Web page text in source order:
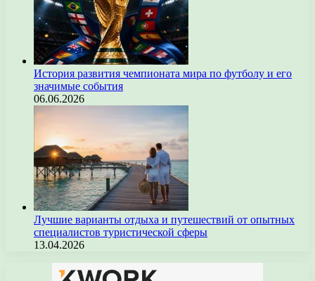
История развития чемпионата мира по футболу и его
значимые события
06.06.2026
Лучшие варианты отдыха и путешествий от опытных
специалистов туристической сферы
13.04.2026